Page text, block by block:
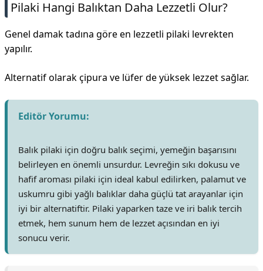
Pilaki Hangi Balıktan Daha Lezzetli Olur?
Genel damak tadına göre en lezzetli pilaki levrekten
yapılır.
Alternatif olarak çipura ve lüfer de yüksek lezzet sağlar.
Editör Yorumu:
Balık pilaki için doğru balık seçimi, yemeğin başarısını
belirleyen en önemli unsurdur. Levreğin sıkı dokusu ve
hafif aroması pilaki için ideal kabul edilirken, palamut ve
uskumru gibi yağlı balıklar daha güçlü tat arayanlar için
iyi bir alternatiftir. Pilaki yaparken taze ve iri balık tercih
etmek, hem sunum hem de lezzet açısından en iyi
sonucu verir.